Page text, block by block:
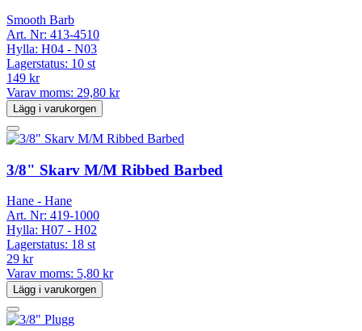
Smooth Barb
Art. Nr: 413-4510
Hylla: H04 - N03
Lagerstatus: 10 st
149 kr
Varav moms: 29,80 kr
Lägg i varukorgen
3/8" Skarv M/M Ribbed Barbed
Hane - Hane
Art. Nr: 419-1000
Hylla: H07 - H02
Lagerstatus: 18 st
29 kr
Varav moms: 5,80 kr
Lägg i varukorgen